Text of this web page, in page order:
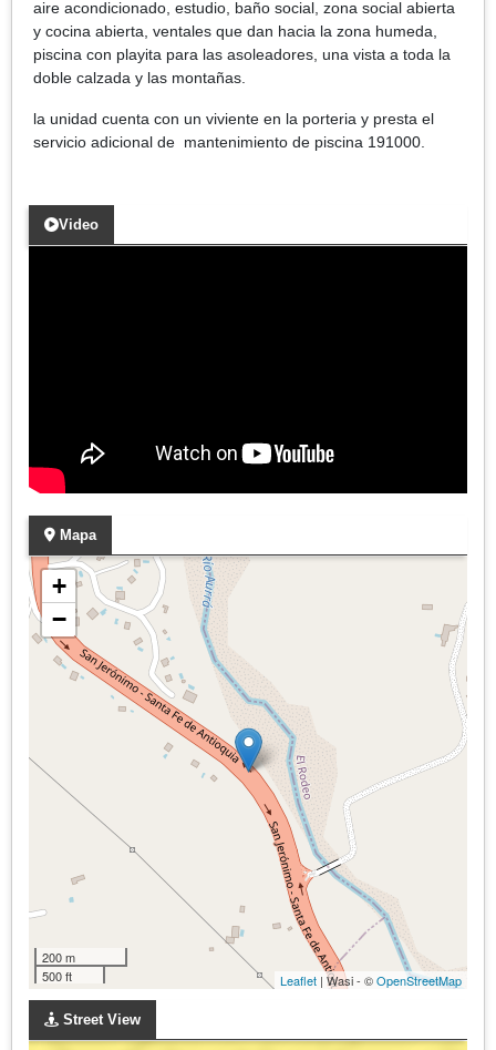
aire acondicionado, estudio, baño social, zona social abierta
y cocina abierta, ventales que dan hacia la zona humeda,
piscina con playita para las asoleadores, una vista a toda la
doble calzada y las montañas.
la unidad cuenta con un viviente en la porteria y presta el
servicio adicional de mantenimiento de piscina 191000.
Video
Mapa
+
−
200 m
500 ft
Leaflet | Wasi - ©OpenStreetMap
Street View